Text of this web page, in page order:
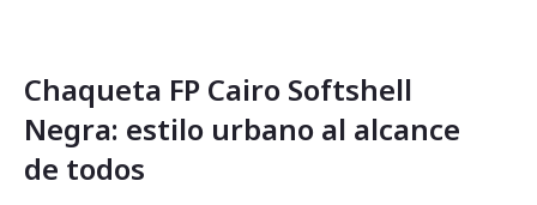
Chaqueta FP Cairo Softshell
Negra: estilo urbano al alcance
de todos